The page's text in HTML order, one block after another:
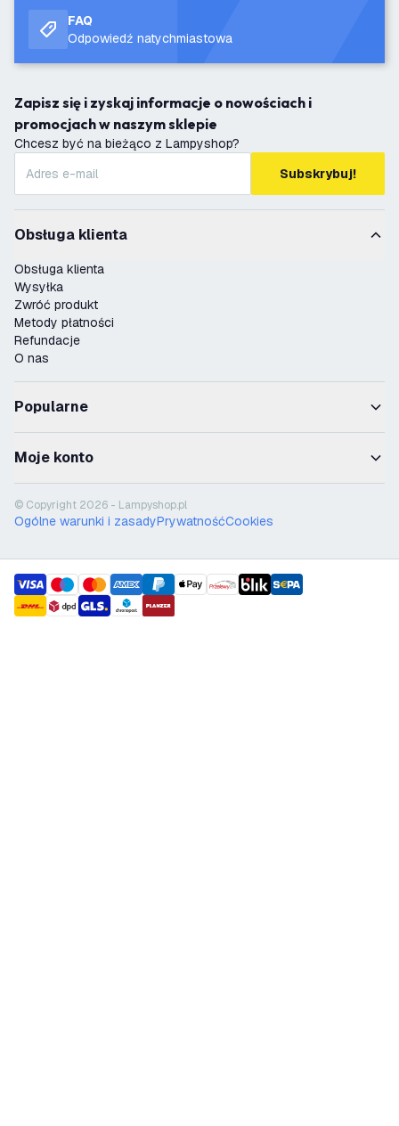
FAQ
Odpowiedź natychmiastowa
Zapisz się i zyskaj informacje o nowościach i
promocjach w naszym sklepie
Chcesz być na bieżąco z Lampyshop?
Subskrybuj!
Obsługa klienta
Obsługa klienta
Wysyłka
Zwróć produkt
Metody płatności
Refundacje
O nas
Popularne
Moje konto
© Copyright 2026 - Lampyshop.pl
Ogólne warunki i zasadyPrywatnośćCookies
payment methods
shipment methods